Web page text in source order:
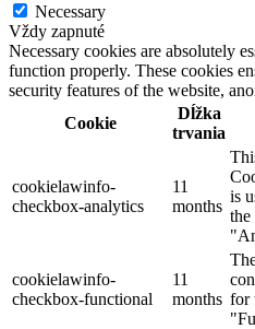
Necessary
Vždy zapnuté
Necessary cookies are absolutely
function properly. These cookies
security features of the website,
Cookie
Dĺžka
trvania
cookielawinfo-
checkbox-analytics
11
months
is
the
cookielawinfo-
checkbox-functional
11
months for